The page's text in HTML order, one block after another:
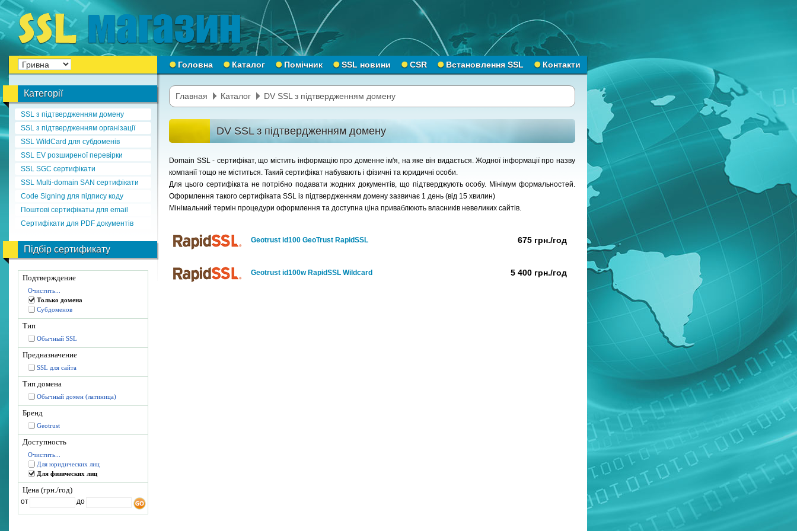
Головна Каталог Помічник SSL новини CSR Встановлення SSL Контакти
Категорії
SSL з підтвердженням домену
SSL з підтвердженням організації
SSL WildCard для субдоменів
SSL EV розширеної перевірки
SSL SGC сертифікати
SSL Multi-domain SAN сертифікати
Code Signing для підпису коду
Поштові сертифікаты для email
Сертифікати для PDF документів
Підбір сертификату
Подтверждение
Очистить...
Только домена
Субдоменов
Тип
Обычный SSL
Предназначение
SSL для сайта
Тип домена
Обычный домен (латиница)
Бренд
Geotrust
Доступность
Очистить...
Для юридических лиц
Для физических лиц
Цена (грн./год)
от до
Главная Каталог DV SSL з підтвердженням домену
DV SSL з підтвердженням домену
Domain SSL - сертифікат, що містить інформацію про доменне ім'я, на яке він видається. Жодної інформації про назву
компанії тощо не міститься. Такий сертифікат набувають і фізичні та юридичні особи.
Для цього сертифіката не потрібно подавати жодних документів, що підтверджують особу. Мінімум формальностей.
Оформлення такого сертифіката SSL із підтвердженням домену зазвичає 1 день (від 15 хвилин)
Мінімальний термін процедури оформлення та доступна ціна приваблюють власників невеликих сайтів.
Geotrust id100 GeoTrust RapidSSL 675 грн./год
Geotrust id100w RapidSSL Wildcard 5 400 грн./год